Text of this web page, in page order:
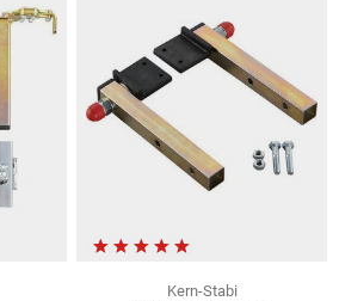
Kern-Stabi